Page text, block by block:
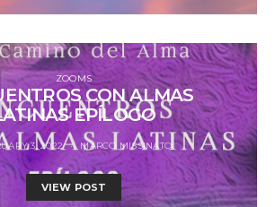
ZOOMS
CON ALMAS
EPÍLOGO
3, 2022 MARCO MISSINATO
VIEW POST